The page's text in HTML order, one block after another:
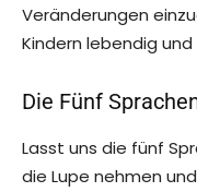
Veränderungen
Kindern lebendig
Die Fünf
Lasst uns die fünf
die Lupe nehmen